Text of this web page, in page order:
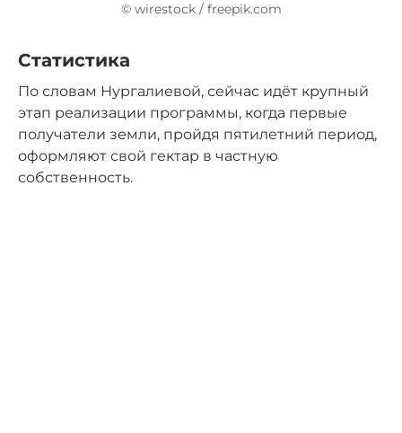
© wirestock / freepik.com
Cтатистика
По словам Нургалиевой, сейчас идёт крупный
этап реализации программы, когда первые
получатели земли, пройдя пятилетний период,
оформляют свой гектар в частную
собственность.